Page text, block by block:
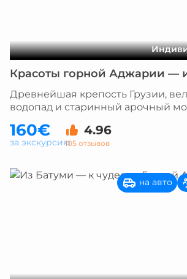
Красоты горной Аджарии —
Древнейшая крепость Грузии,
водопад и старинный арочный
160€ 4.96
105 отзывов
за экскурсию
на авто